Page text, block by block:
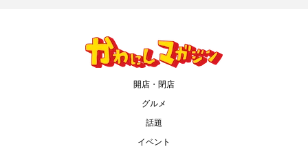
開店・閉店
グルメ
話題
イベント